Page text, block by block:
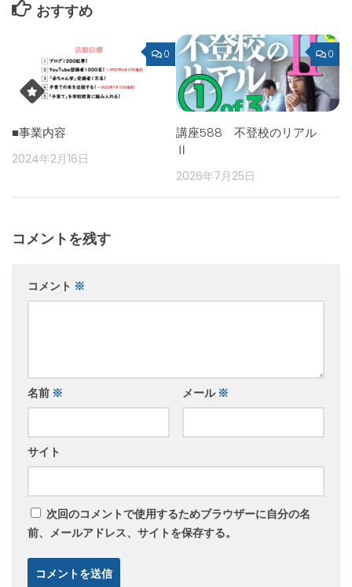
おすすめ
0
■事業内容
2024年2月16日
0
講座588 不登校のリアル
Ⅱ
2026年7月25日
コメントを残す
コメント ※
名前 ※ メール ※
サイト
次回のコメントで使用するためブラウザーに自分の名
前、メールアドレス、サイトを保存する。